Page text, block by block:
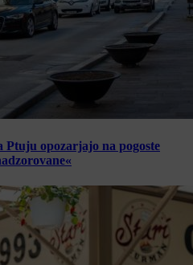
Ptuju opozarjajo na pogoste